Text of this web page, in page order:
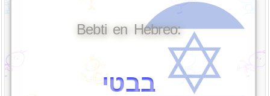
Bebti en Hebreo:
בבטי